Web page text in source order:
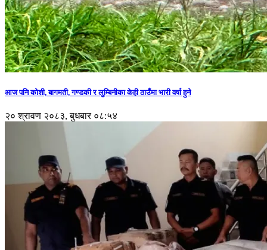
आज पनि कोशी, बागमती, गण्डकी र लुम्बिनीका केही ठाउँमा भारी वर्षा हुने
२० श्रावण २०८३, बुधबार ०८:५४